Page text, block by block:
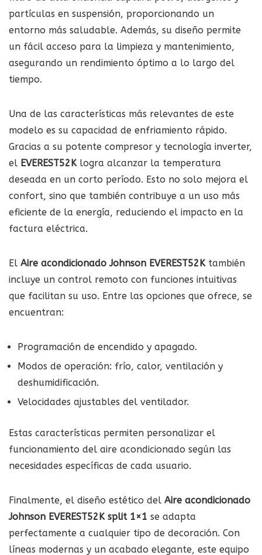
partículas en suspensión, proporcionando un
entorno más saludable. Además, su diseño permite
un fácil acceso para la limpieza y mantenimiento,
asegurando un rendimiento óptimo a lo largo del
tiempo.
Una de las características más relevantes de este
modelo es su capacidad de enfriamiento rápido.
Gracias a su potente compresor y tecnología inverter,
el EVEREST52Klogra alcanzar la temperatura
deseada en un corto período. Esto no solo mejora el
confort, sino que también contribuye a un uso más
eficiente de la energía, reduciendo el impacto en la
factura eléctrica.
El Aire acondicionado Johnson EVEREST52Ktambién
incluye un control remoto con funciones intuitivas
que facilitan su uso. Entre las opciones que ofrece, se
encuentran:
Programación de encendido y apagado.
Modos de operación: frío, calor, ventilación y
deshumidificación.
Velocidades ajustables del ventilador.
Estas características permiten personalizar el
funcionamiento del aire acondicionado según las
necesidades específicas de cada usuario.
Finalmente, el diseño estético del Aire acondicionado
Johnson EVEREST52K split 1×1 se adapta
perfectamente a cualquier tipo de decoración. Con
líneas modernas y un acabado elegante, este equipo